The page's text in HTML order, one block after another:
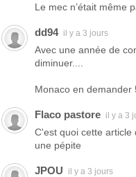
Le mec n’était même
dd94 il y a 3 jours
Avec une année de
diminuer....
Monaco en demander
Flaco pastore il y a 3
C'est quoi cette
une pépite
JPOU il y a 3 jours